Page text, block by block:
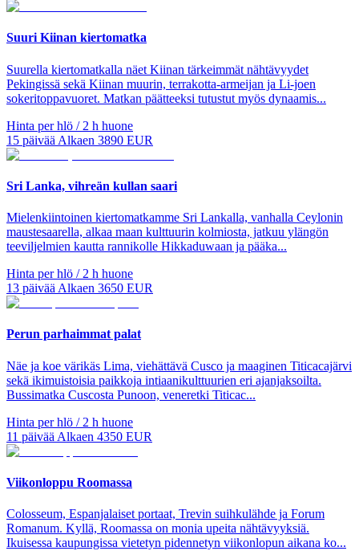
Suuri Kiinan kiertomatka
Suurella kiertomatkalla näet Kiinan tärkeimmät nähtävyydet
Pekingissä sekä Kiinan muurin, terrakotta-armeijan ja Li-joen
sokeritoppavuoret. Matkan päätteeksi tutustut myös dynaamis...
Hinta per hlö / 2 h huone
15 päivää Alkaen 3890 EUR
Sri Lanka, vihreän kullan saari
Mielenkiintoinen kiertomatkamme Sri Lankalla, vanhalla Ceylonin
maustesaarella, alkaa maan kulttuurin kolmiosta, jatkuu ylängön
teeviljelmien kautta rannikolle Hikkaduwaan ja pääka...
Hinta per hlö / 2 h huone
13 päivää Alkaen 3650 EUR
Perun parhaimmat palat
Näe ja koe värikäs Lima, viehättävä Cusco ja maaginen Titicacajärvi
sekä ikimuistoisia paikkoja intiaanikulttuurien eri ajanjaksoilta.
Bussimatka Cuscosta Punoon, veneretki Titicac...
Hinta per hlö / 2 h huone
11 päivää Alkaen 4350 EUR
Viikonloppu Roomassa
Colosseum, Espanjalaiset portaat, Trevin suihkulähde ja Forum
Romanum. Kyllä, Roomassa on monia upeita nähtävyyksiä.
Ikuisessa kaupungissa vietetyn pidennetyn viikonlopun aikana ko...